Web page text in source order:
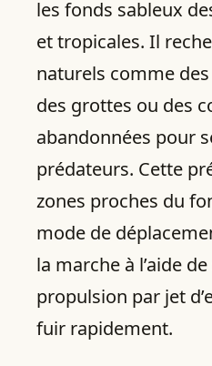
les fonds sableux
et tropicales. Il
naturels comme
des grottes ou des
abandonnées pour
prédateurs. Cette
zones proches du
mode de
la marche à l’aide
propulsion par jet
fuir rapidement.